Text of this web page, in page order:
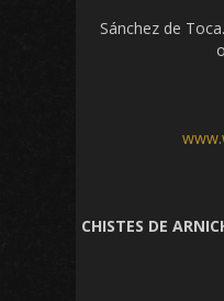
Sánchez de
CHISTES DE